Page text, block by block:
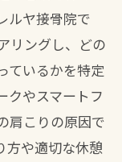
ルヤ接骨院で
リングし、どの
ているかを特定
クやスマートフ
肩こりの原因で
方や適切な休憩